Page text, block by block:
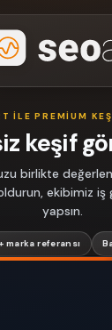
ILE PREMIUM
keşif
birlikte
ekibimiz iş
yapsın.
marka referansı